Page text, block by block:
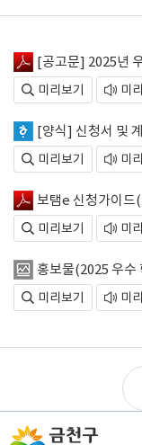
[공고문] 2025년
미리보기 미
미리보기 미
보탬e 신청가이
미리보기 미
홍보물(2025 우수
미리보기 미